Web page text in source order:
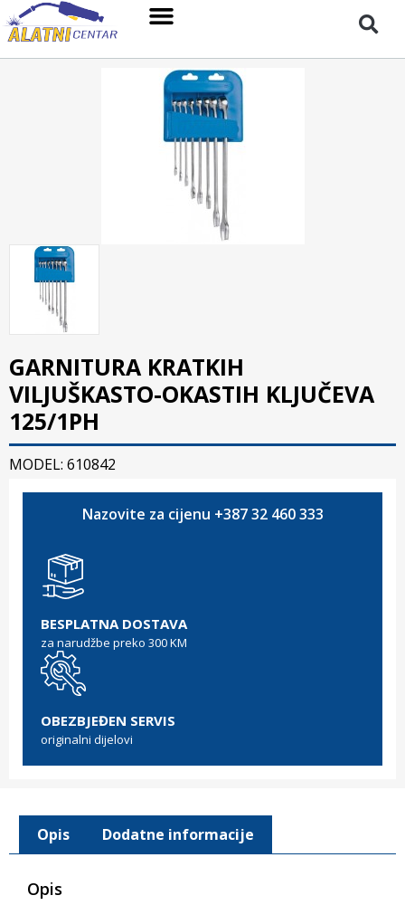
GARNITURA KRATKIH
VILJUŠKASTO-OKASTIH KLJUČEVA
125/1PH
MODEL: 610842
Nazovite za cijenu +387 32 460 333
BESPLATNA DOSTAVA
za narudžbe preko 300 KM
OBEZBJEĐEN SERVIS
originalni dijelovi
Opis Dodatne informacije
Opis